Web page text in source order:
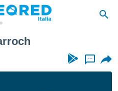
...